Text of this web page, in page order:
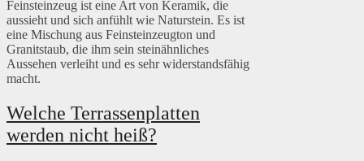
Feinsteinzeug ist eine Art von Keramik, die
aussieht und sich anfühlt wie Naturstein. Es ist
eine Mischung aus Feinsteinzeugton und
Granitstaub, die ihm sein steinähnliches
Aussehen verleiht und es sehr widerstandsfähig
macht.
Welche Terrassenplatten
werden nicht heiß?